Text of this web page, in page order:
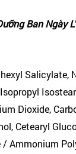
Ban Ngày
Dioxide,
Cetearyl
Ammonium